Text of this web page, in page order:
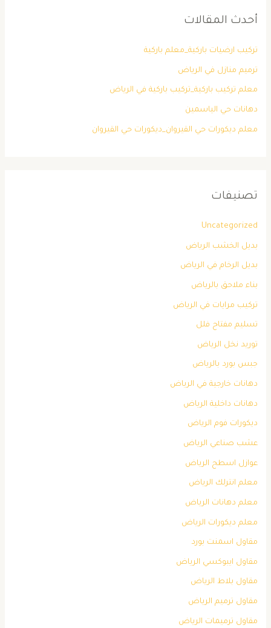
أحدث المقالات
تركيب ارضيات باركية_معلم باركية
ترميم منازل في الرياض
معلم تركيب باركية_تركيب باركية في الرياض
دهانات حي الياسمين
معلم ديكورات حي القيروان_ديكورات حي القيروان
تصنيفات
Uncategorized
بديل الخشب الرياض
بديل الرخام في الرياض
بناء ملاحق بالرياض
تركيب مرايات في الرياض
تسليم مفتاح فلل
توريد نخل الرياض
جبس بورد بالرياض
دهانات خارجية في الرياض
دهانات داخلية الرياض
ديكورات فوم الرياض
عشب صناعي الرياض
عوازل اسطح الرياض
معلم انترلك الرياض
معلم دهانات الرياض
معلم ديكورات الرياض
مقاول اسمنت بورد
مقاول ايبوكسي الرياض
مقاول بلاط الرياض
مقاول ترميم الرياض
مقاول ترميمات الرياض